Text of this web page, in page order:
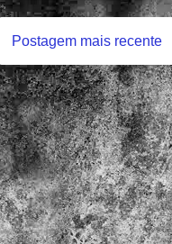
Postagem mais recente